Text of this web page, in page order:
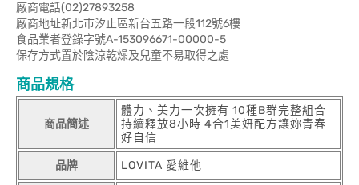
廠商電話(02)27893258
廠商地址新北市汐止區新台五路一段112號6樓
食品業者登錄字號A-153096671-00000-5
保存方式置於陰涼乾燥及兒童不易取得之處
商品規格
商品簡述
體力、美力一次擁有 10種B群完整組合
持續釋放8小時 4合1美妍配方讓妳青春
好自信
品牌 LOVITA 愛維他